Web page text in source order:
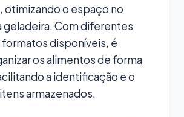
otimizando o espaço no
geladeira. Com diferentes
formatos disponíveis, é
os alimentos de forma
a identificação e o
armazenados.